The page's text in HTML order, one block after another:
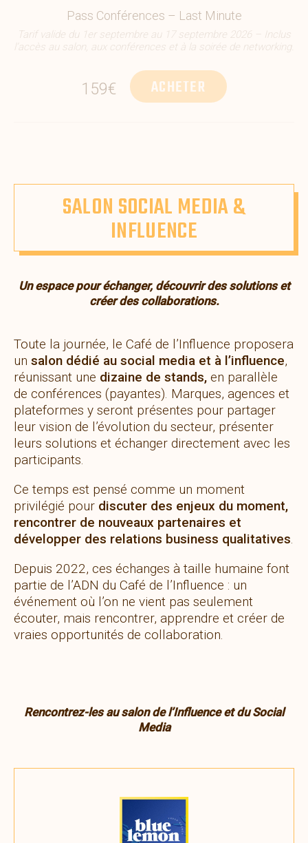
Pass Conférences – Last Minute
Tarif valide du 1er septembre au 17 septembre 2026 – Inclus
l’accès au salon, aux conférences et à la soirée de networking.
159€ ACHETER
SALON SOCIAL MEDIA &
INFLUENCE
Un espace pour échanger, découvrir des solutions et
créer des collaborations.
Toute la journée, le Café de l’Influence proposera
un salon dédié au social media et à l’influence,
réunissant une dizaine de stands, en parallèle
de conférences (payantes). Marques, agences et
plateformes y seront présentes pour partager
leur vision de l’évolution du secteur, présenter
leurs solutions et échanger directement avec les
participants.
Ce temps est pensé comme un moment
privilégié pour discuter des enjeux du moment,
rencontrer de nouveaux partenaires et
développer des relations business qualitatives.
Depuis 2022, ces échanges à taille humaine font
partie de l’ADN du Café de l’Influence : un
événement où l’on ne vient pas seulement
écouter, mais rencontrer, apprendre et créer de
vraies opportunités de collaboration.
Rencontrez-les au salon de l’Influence et du Social
Media